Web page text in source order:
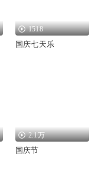
1518
国庆七天乐
2.1万
国庆节